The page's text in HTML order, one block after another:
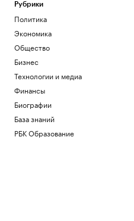
Рубрики
Политика
Экономика
Общество
Бизнес
Технологии и медиа
Финансы
Биографии
База знаний
РБК Образование